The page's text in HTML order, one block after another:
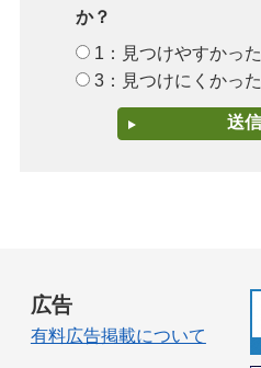
か？
1：見つけやすかった
3：見つけにくかった
広告
有料広告掲載について